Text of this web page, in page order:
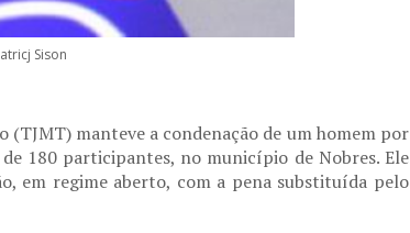
Sison
(TJMT) manteve a condenação de um homem por
180 participantes, no município de Nobres. Ele
em regime aberto, com a pena substituída pelo